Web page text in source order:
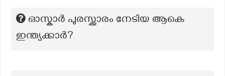
ഓസ്കാർ പുരസ്ക്കാരം നേടിയ ആകെ
ഇന്ത്യക്കാർ?